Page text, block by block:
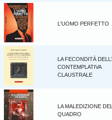
L'UOMO PERFETTO
LA FECONDITÀ
CONTEMPLATIVA
CLAUSTRALE
LA MALEDIZIONE
QUADRO